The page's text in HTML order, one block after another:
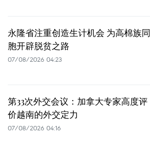
永隆省注重创造生计机会 为高棉族同
胞开辟脱贫之路
07/08/2026 04:23
第33次外交会议：加拿大专家高度评
价越南的外交定力
07/08/2026 04:16